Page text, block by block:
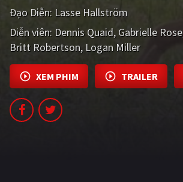
PHIM MỚI
PHIM BỘ
PHIM LẺ
PHIM CHIẾU RẠP
TUYỂN TẬP PHIM
Đạo Diễn: Lasse Hallström
Diễn viên: Dennis Quaid Gabrielle Rose
Britt Robertson Logan Miller
XEM PHIM TRAILER